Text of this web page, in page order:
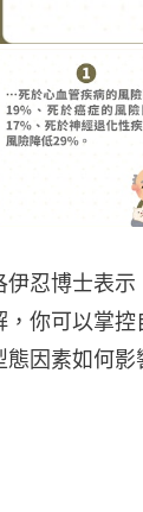
解，你可以掌
態因素如何